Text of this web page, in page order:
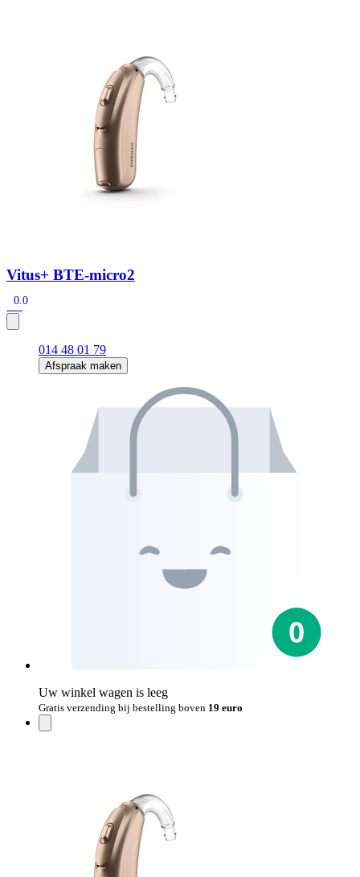
HoorapparaatbatterijenOticon hoorapparaten
Signia Silk FiltersDomes
Oticon Intent 1 - Oplaadbaar
De Oticon Intent is het nieuwste hoorapparaat van dit moment.
Vitus+ BTE-micro2
0.0
014 48 01 79
Afspraak maken
Uw winkel wagen is leeg
Gratis verzending bij bestelling boven 19 euro